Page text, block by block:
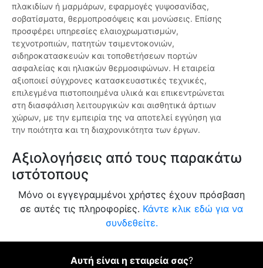
πλακιδίων ή μαρμάρων, εφαρμογές γυψοσανίδας,
σοβατίσματα, θερμοπροσόψεις και μονώσεις. Επίσης
προσφέρει υπηρεσίες ελαιοχρωματισμών,
τεχνοτροπιών, πατητών τσιμεντοκονιών,
σιδηροκατασκευών και τοποθετήσεων πορτών
ασφαλείας και ηλιακών θερμοσιφώνων. Η εταιρεία
αξιοποιεί σύγχρονες κατασκευαστικές τεχνικές,
επιλεγμένα πιστοποιημένα υλικά και επικεντρώνεται
στη διασφάλιση λειτουργικών και αισθητικά άρτιων
χώρων, με την εμπειρία της να αποτελεί εγγύηση για
την ποιότητα και τη διαχρονικότητα των έργων.
Αξιολογήσεις από τους παρακάτω
ιστότοπους
Μόνο οι εγγεγραμμένοι χρήστες έχουν πρόσβαση
σε αυτές τις πληροφορίες. Κάντε κλικ εδώ για να
συνδεθείτε.
Αυτή είναι η εταιρεία σας?